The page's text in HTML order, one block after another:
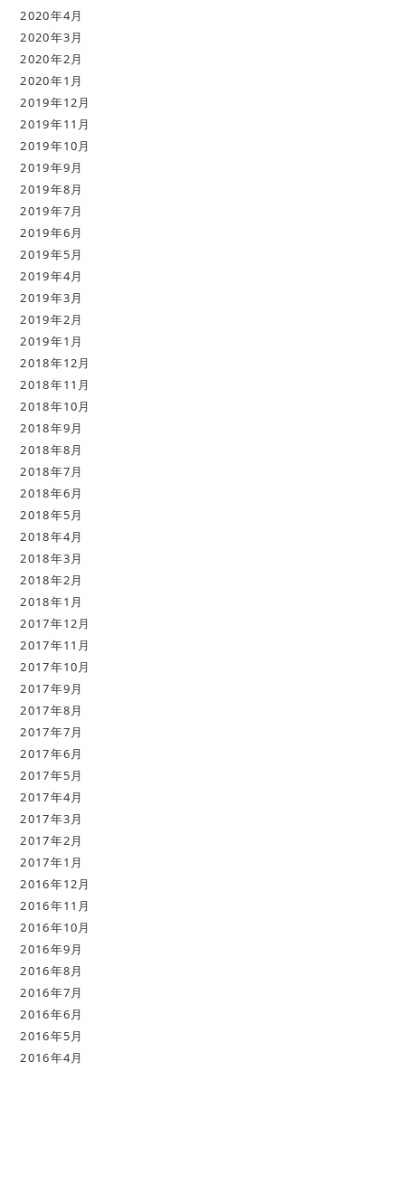
2020年4月
2020年3月
2020年2月
2020年1月
2019年12月
2019年11月
2019年10月
2019年9月
2019年8月
2019年7月
2019年6月
2019年5月
2019年4月
2019年3月
2019年2月
2019年1月
2018年12月
2018年11月
2018年10月
2018年9月
2018年8月
2018年7月
2018年6月
2018年5月
2018年4月
2018年3月
2018年2月
2018年1月
2017年12月
2017年11月
2017年10月
2017年9月
2017年8月
2017年7月
2017年6月
2017年5月
2017年4月
2017年3月
2017年2月
2017年1月
2016年12月
2016年11月
2016年10月
2016年9月
2016年8月
2016年7月
2016年6月
2016年5月
2016年4月